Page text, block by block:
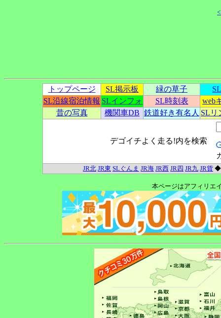
トップページ SL掲示板 緑の草子
SL沿線宿泊情報 SLインフォ SL時刻表
web
昔の写真
機関車DB 鉄道好き有名人 SLリ
デゴイチよく走る!内を検索
JR北 JR東 SLぐんま JR海 JR西 JR四 JR九 JR貨
本ページはアフィリエ